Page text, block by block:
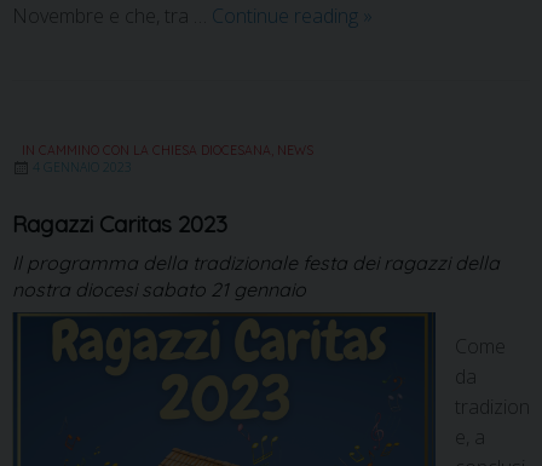
Novembre e che, tra … Continue reading »
IN CAMMINO CON LA CHIESA DIOCESANA NEWS
4 GENNAIO 2023
Ragazzi Caritas 2023
Il programma della tradizionale festa dei ragazzi della
nostra diocesi sabato 21 gennaio
Come
da
tradizion
e, a